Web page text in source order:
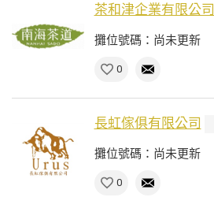
茶和津企業有限公司
攤位號碼：尚未更新
0
長虹傢俱有限公司
攤位號碼：尚未更新
0